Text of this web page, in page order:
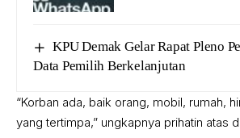
KPU Demak Gelar Rapat Pleno
Data Pemilih Berkelanjutan
“Korban ada, baik orang, mobil, rumah,
yang tertimpa,” ungkapnya prihatin atas